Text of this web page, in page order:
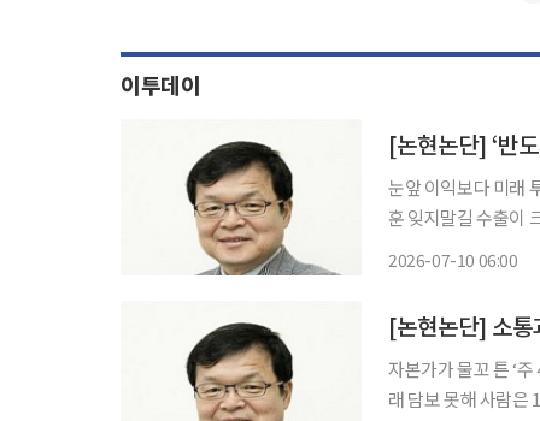
이투데이
[논현논단] ‘반
눈앞 이익보다 미래
훈 잊지말길 수출이 크게 늘었다. 6월에는 사상 최초로 월 수출액이 1000억 달러를 돌파했다.
2026-07-10 06:00
[논현논단] 소통
자본가가 물꼬 튼 ‘
래 담보 못해 사람은 17세가 되기까지 200만 명으로부터 도움을 받는다. 우유공장 직공으로